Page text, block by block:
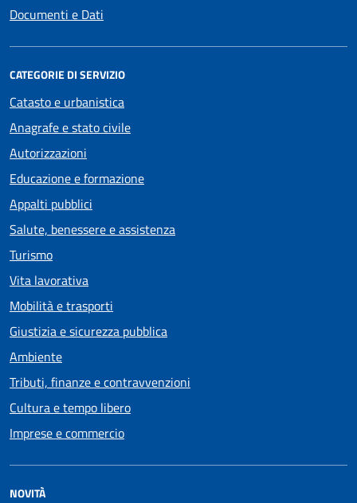
Documenti e Dati
CATEGORIE DI SERVIZIO
Catasto e urbanistica
Anagrafe e stato civile
Autorizzazioni
Educazione e formazione
Appalti pubblici
Salute, benessere e assistenza
Turismo
Vita lavorativa
Mobilità e trasporti
Giustizia e sicurezza pubblica
Ambiente
Tributi, finanze e contravvenzioni
Cultura e tempo libero
Imprese e commercio
NOVITÀ